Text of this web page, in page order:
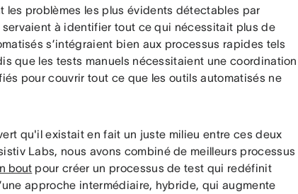
les problèmes les plus évidents détectables par
à identifier tout ce qui nécessitait plus de
s’intégraient bien aux processus rapides tels
que les tests manuels nécessitaient une coordination
pour couvrir tout ce que les outils automatisés ne
qu'il existait en fait un juste milieu entre ces deux
Labs, nous avons combiné de meilleurs processus
bout pour créer un processus de test qui redéfinit
approche intermédiaire, hybride, qui augmente